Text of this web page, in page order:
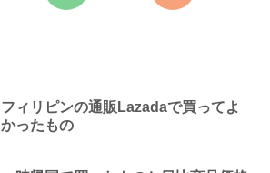
フィリピンの通販Lazadaで買ってよ
かったもの